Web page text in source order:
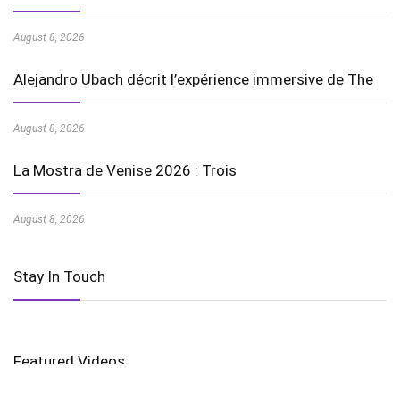
August 8, 2026
Alejandro Ubach décrit l’expérience immersive de The
August 8, 2026
La Mostra de Venise 2026 : Trois
August 8, 2026
Stay In Touch
Featured Videos